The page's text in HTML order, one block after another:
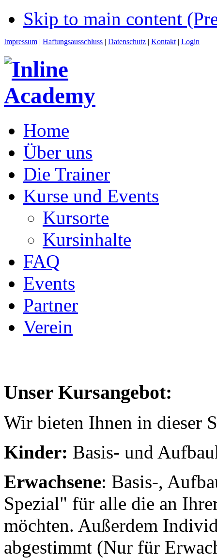
Skip to main content
Impressum | Haftungsausschluss | Datenschutz | Kontakt | Login
Home
Über uns
Die Trainer
Kurse und Events
Kursorte
Kursinhalte
FAQ
Events
Partner
Verein
Unser Kursangebot:
Wir bieten Ihnen in dieser
Kinder: Basis- und
Erwachsene: Basis-,
Spezial" für alle die an
möchten. Außerdem
abgestimmt (Nur für